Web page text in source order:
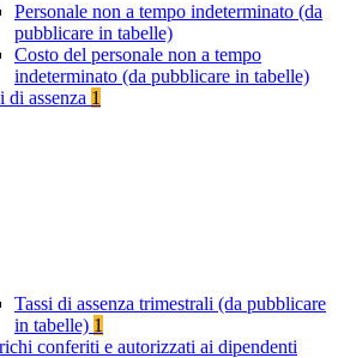
Personale non a tempo indeterminato (da
pubblicare in tabelle)
Costo del personale non a tempo
indeterminato (da pubblicare in tabelle)
di assenza 1
Tassi di assenza trimestrali (da pubblicare
in tabelle) 1
conferiti e autorizzati ai dipendenti